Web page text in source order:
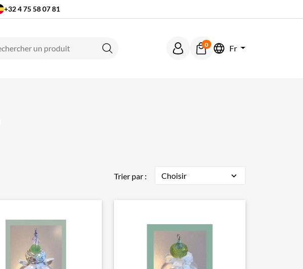
+32 4 75 58 07 81
Rechercher
0 Fr
Trier par : Choisir expand_more